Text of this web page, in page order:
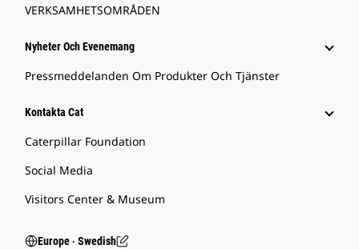
VERKSAMHETSOMRÅDEN
Nyheter Och Evenemang
Pressmeddelanden Om Produkter Och Tjänster
Kontakta Cat
Caterpillar Foundation
Social Media
Visitors Center & Museum
Europe ‧ Swedish